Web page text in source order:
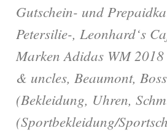
Gutschein- und
Petersilie-, Leonhard‘s
Marken Adidas WM
& uncles, Beaumont,
(Bekleidung, Uhren,
(Sportbekleidung/